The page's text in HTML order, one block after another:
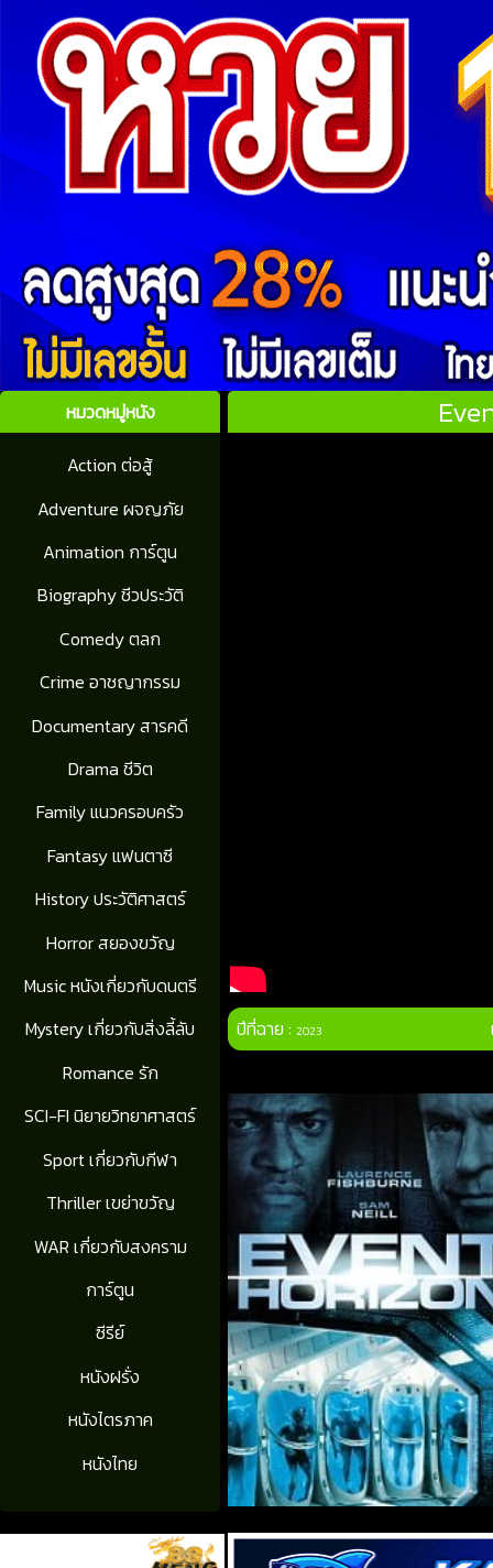
หมวดหมู่หนัง
Action ต่อสู้
Adventure ผจญภัย
Animation การ์ตูน
Biography ชีวประวัติ
Comedy ตลก
Crime อาชญากรรม
Documentary สารคดี
Drama ชีวิต
Family แนวครอบครัว
Fantasy แฟนตาซี
History ประวัติศาสตร์
Horror สยองขวัญ
Music หนังเกี่ยวกับดนตรี
Mystery เกี่ยวกับสิ่งลี้ลับ
Romance รัก
SCI-FI นิยายวิทยาศาสตร์
Sport เกี่ยวกับกีฬา
Thriller เขย่าขวัญ
WAR เกี่ยวกับสงคราม
การ์ตูน
ซีรีย์
หนังฝรั่ง
หนังไตรภาค
หนังไทย
ปีที่ฉาย :2023